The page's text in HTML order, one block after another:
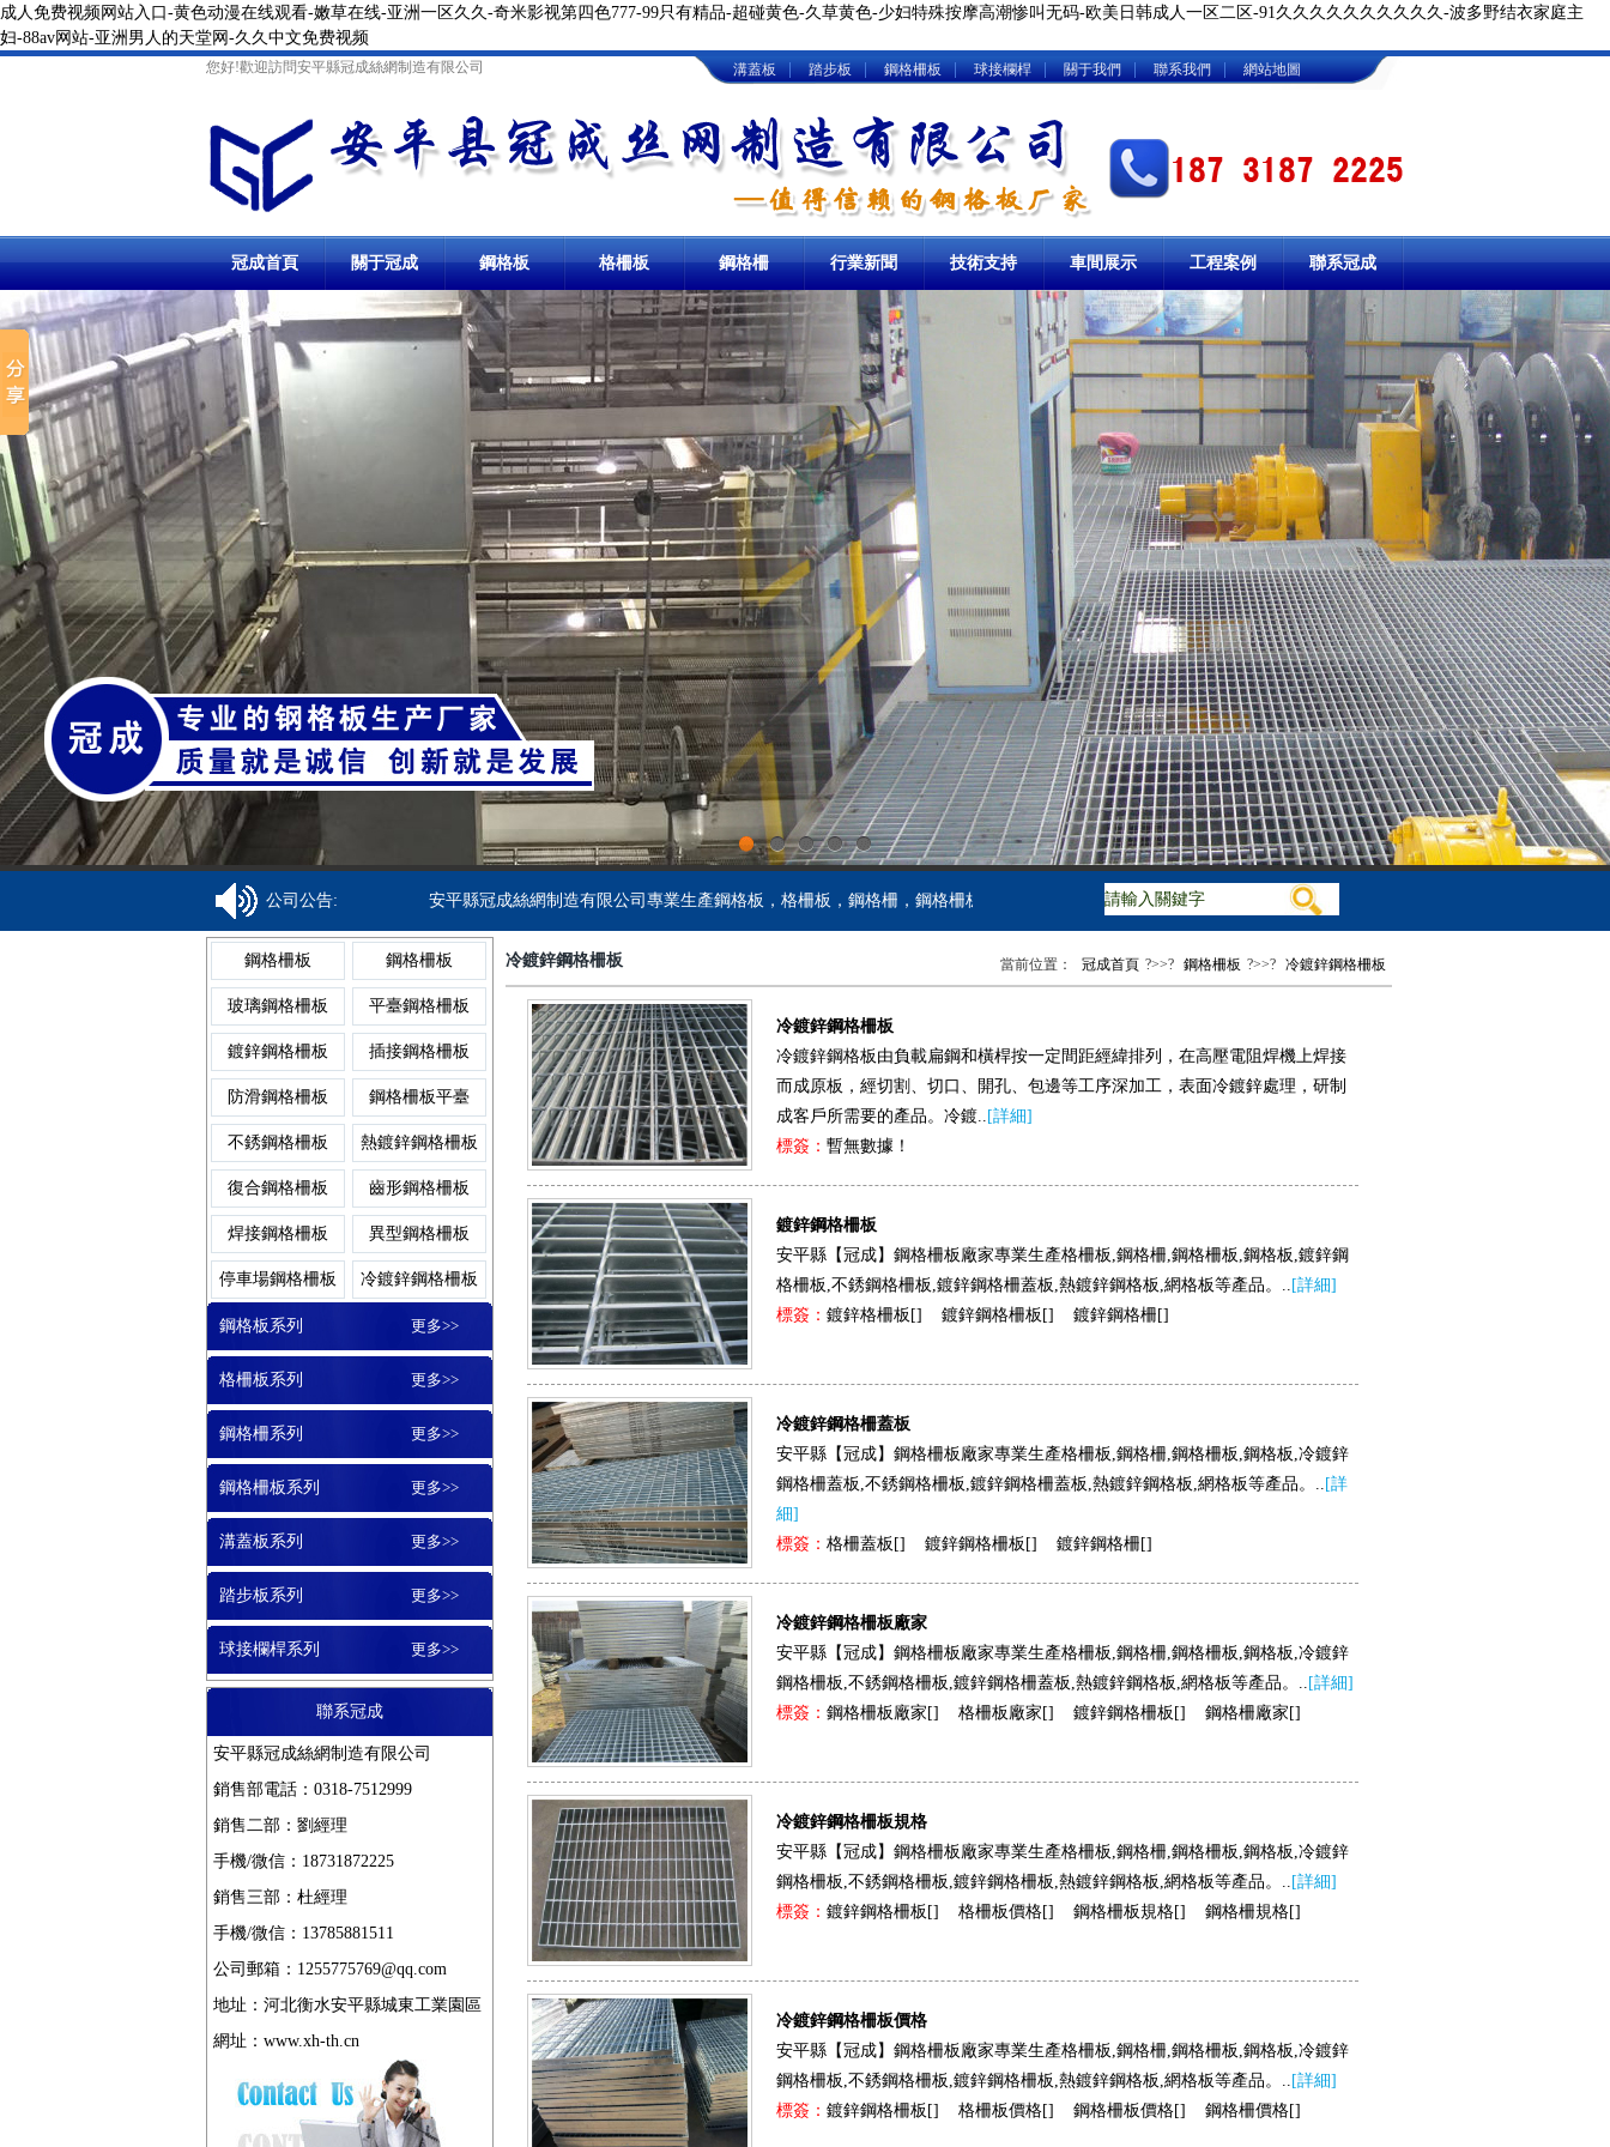
成人免费视频网站入口-黄色动漫在线观看-嫩草在线-亚洲一区久久-奇米影视第四色777-99只有精品-超碰黄色-久草黄色-少妇特殊按摩高潮惨叫无码-欧美日韩成人一区二区-91久久久久久久久久久久-波多野结衣家庭主
妇-88av网站-亚洲男人的天堂网-久久中文免费视频
您好!歡迎訪問安平縣冠成絲網制造有限公司 溝蓋板 | 踏步板 | 鋼格柵板 | 球接欄桿 | 關于我們 | 聯系我們 | 網站地圖
冠成首頁 關于冠成 鋼格板 卸油臺鋼格板
棧橋鋼格板
網格板
鋁格板
鋁格柵
網格柵
鋼格板廠家
鋼格板安裝夾
異形鋼格板
噴漆鋼格板
玻璃鋼格板
密型鋼格板
穿孔鋼格板
扇形鋼格板
鋼格板平臺
樓梯鋼格板
鋼格板護欄
格柵板 地溝格柵板
洗車房格柵板
冷鍍鋅格柵板
樓梯格柵板
吊頂格柵板
重型格柵板
聚酯格柵板
復合格柵板
齒形格柵板
格柵板平臺
插接格柵板
防滑格柵板
熱鍍鋅格柵板
不銹鋼格柵板
玻璃格柵板
平臺格柵板
鋁板格柵
鋼格柵 熱浸鋅鋼格柵
重型鋼格柵
復合鋼格柵
齒形鋼格柵
玻璃鋼格柵蓋板
鋁板鋼格柵
鋼格柵蓋板
防滑鋼格柵
鋼格柵平臺
不銹鋼鋼格柵
玻璃鋼格柵
平臺鋼格柵
鍍鋅鋼格柵
行業新聞 技術支持 車間展示 工程案例 聯系冠成
鋼格柵板 冷鍍鋅鋼格柵板
齒形鋼格柵板
熱鍍鋅鋼格柵板
不銹鋼格柵板
鋼格柵板平臺
防滑鋼格柵板
玻璃鋼格柵板
溝蓋板 防滑溝蓋板
熱鍍鋅溝蓋板
金屬溝蓋板
異型溝蓋板
鋼格柵溝蓋板
網格溝蓋板
樹池溝蓋板
排水溝蓋板
雨水篦子
樹池蓋板
復合溝蓋板
鍍鋅溝蓋板
格柵蓋板
踏步板 熱鍍鋅踏步板
金屬踏步板
齒形踏步板
網格踏步板
鍍鋅踏步板
防滑踏步板
樓梯踏步板
踏板網
插接板
梯踏板
踏步板
球接欄桿 樓梯立柱
球形立柱欄桿
鍍鋅球接欄桿
球形柱欄桿
球型柱欄桿
球接欄桿
1 2 3 4 5
公司公告: 安平縣冠成絲網制造有限公司專業生產鋼格板，格柵板，鋼格柵，鋼格柵板，溝蓋板，踏步板，球接欄桿
鋼格柵板 鋼格柵板
玻璃鋼格柵板 平臺鋼格柵板
鍍鋅鋼格柵板 插接鋼格柵板
防滑鋼格柵板 鋼格柵板平臺
不銹鋼格柵板 熱鍍鋅鋼格柵板
復合鋼格柵板 齒形鋼格柵板
焊接鋼格柵板 異型鋼格柵板
停車場鋼格柵板 冷鍍鋅鋼格柵板
鋼格板系列 更多>>
格柵板系列 更多>>
鋼格柵系列 更多>>
鋼格柵板系列 更多>>
溝蓋板系列 更多>>
踏步板系列 更多>>
球接欄桿系列 更多>>
聯系冠成
安平縣冠成絲網制造有限公司
銷售部電話：0318-7512999
銷售二部：劉經理
手機/微信：18731872225
銷售三部：杜經理
手機/微信：13785881511
公司郵箱：1255775769@qq.com
地址：河北衡水安平縣城東工業園區
網址： www.xh-th.cn
冷鍍鋅鋼格柵板 當前位置： 冠成首頁 ?>>? 鋼格柵板 ?>>? 冷鍍鋅鋼格柵板
冷鍍鋅鋼格柵板
冷鍍鋅鋼格板由負載扁鋼和橫桿按一定間距經緯排列，在高壓電阻焊機上焊接
而成原板，經切割、切口、開孔、包邊等工序深加工，表面冷鍍鋅處理，研制
成客戶所需要的產品。冷鍍.. [詳細]
標簽：暫無數據！
鍍鋅鋼格柵板
安平縣【冠成】鋼格柵板廠家專業生產格柵板,鋼格柵,鋼格柵板,鋼格板,鍍鋅鋼
格柵板,不銹鋼格柵板,鍍鋅鋼格柵蓋板,熱鍍鋅鋼格板,網格板等產品。.. [詳細]
標簽：鍍鋅格柵板[] 鍍鋅鋼格柵板[] 鍍鋅鋼格柵[]
冷鍍鋅鋼格柵蓋板
安平縣【冠成】鋼格柵板廠家專業生產格柵板,鋼格柵,鋼格柵板,鋼格板,冷鍍鋅
鋼格柵蓋板,不銹鋼格柵板,鍍鋅鋼格柵蓋板,熱鍍鋅鋼格板,網格板等產品。.. [詳
細]
標簽：格柵蓋板[] 鍍鋅鋼格柵板[] 鍍鋅鋼格柵[]
冷鍍鋅鋼格柵板廠家
安平縣【冠成】鋼格柵板廠家專業生產格柵板,鋼格柵,鋼格柵板,鋼格板,冷鍍鋅
鋼格柵板,不銹鋼格柵板,鍍鋅鋼格柵蓋板,熱鍍鋅鋼格板,網格板等產品。.. [詳細]
標簽：鋼格柵板廠家[] 格柵板廠家[] 鍍鋅鋼格柵板[] 鋼格柵廠家[]
冷鍍鋅鋼格柵板規格
安平縣【冠成】鋼格柵板廠家專業生產格柵板,鋼格柵,鋼格柵板,鋼格板,冷鍍鋅
鋼格柵板,不銹鋼格柵板,鍍鋅鋼格柵板,熱鍍鋅鋼格板,網格板等產品。.. [詳細]
標簽：鍍鋅鋼格柵板[] 格柵板價格[] 鋼格柵板規格[] 鋼格柵規格[]
冷鍍鋅鋼格柵板價格
安平縣【冠成】鋼格柵板廠家專業生產格柵板,鋼格柵,鋼格柵板,鋼格板,冷鍍鋅
鋼格柵板,不銹鋼格柵板,鍍鋅鋼格柵板,熱鍍鋅鋼格板,網格板等產品。.. [詳細]
標簽：鍍鋅鋼格柵板[] 格柵板價格[] 鋼格柵板價格[] 鋼格柵價格[]